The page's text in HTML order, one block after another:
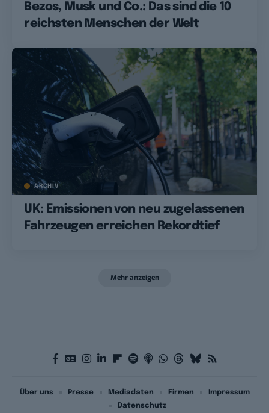
Bezos, Musk und Co.: Das sind die 10
reichsten Menschen der Welt
ARCHIV
UK: Emissionen von neu zugelassenen
Fahrzeugen erreichen Rekordtief
Mehr anzeigen
Über uns Presse Mediadaten Firmen
Impressum
Datenschutz